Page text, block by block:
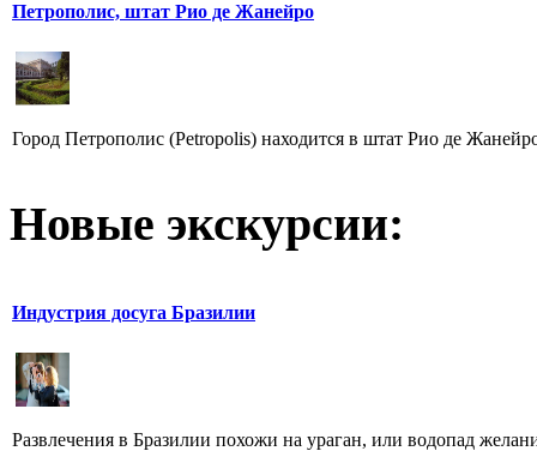
Петрополис, штат Рио де Жанейро
Город Петрополис (Petropolis) находится в штат Рио де
Новые экскурсии:
Индустрия досуга Бразилии
Развлечения в Бразилии похожи на ураган, или водопад